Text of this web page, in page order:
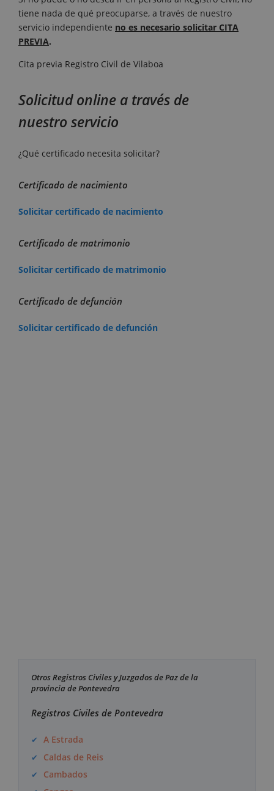
tiene nada de qué preocuparse, a través de nuestro
servicio independiente no es necesario solicitar CITA
PREVIA.
Cita previa Registro Civil de Vilaboa
Solicitud online a través de
nuestro servicio
¿Qué certificado necesita solicitar?
Certificado de nacimiento
Solicitar certificado de nacimiento
Certificado de matrimonio
Solicitar certificado de matrimonio
Certificado de defunción
Solicitar certificado de defunción
Otros Registros Civiles y Juzgados de Paz de la
provincia de Pontevedra
Registros Civiles de Pontevedra
A Estrada
Caldas de Reis
Cambados